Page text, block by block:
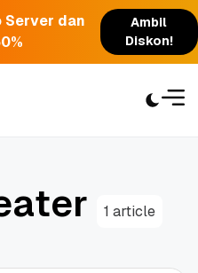
Server dan
Ambil
Diskon!
ater 1 article